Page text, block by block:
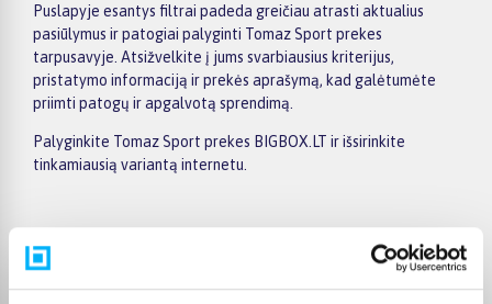
Puslapyje esantys filtrai padeda greičiau atrasti aktualius
pasiūlymus ir patogiai palyginti Tomaz Sport prekes
tarpusavyje. Atsižvelkite į jums svarbiausius kriterijus,
pristatymo informaciją ir prekės aprašymą, kad galėtumėte
priimti patogų ir apgalvotą sprendimą.
Palyginkite Tomaz Sport prekes BIGBOX.LT ir išsirinkite
tinkamiausią variantą internetu.
Pirkėjų atsiliepimai apie prekes